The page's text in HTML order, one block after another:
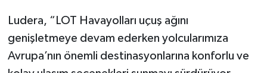
Ludera, “LOT Havayolları uçuş ağını
genişletmeye devam ederken yolcularımıza
Avrupa’nın önemli destinasyonlarına konforlu ve